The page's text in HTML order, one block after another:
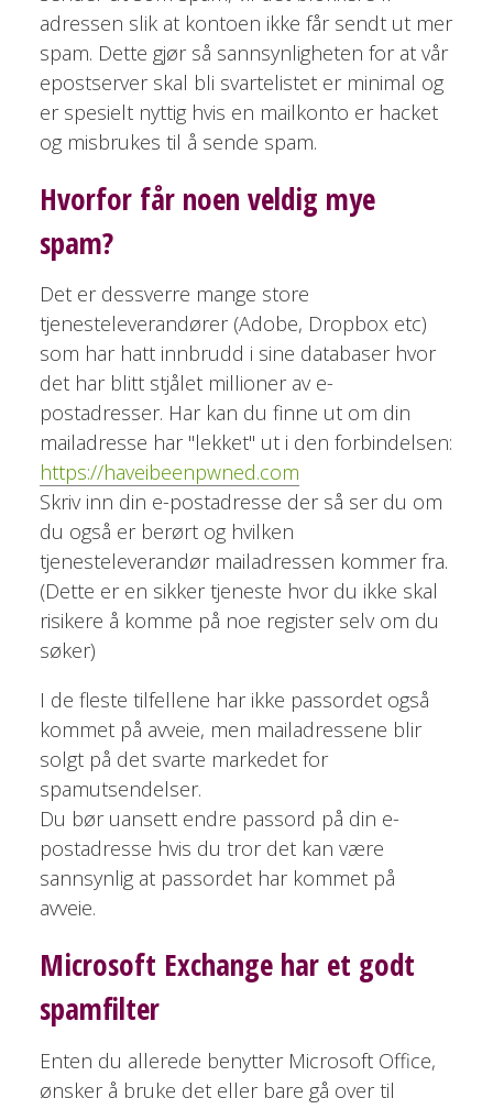
adressen slik at kontoen ikke får sendt ut mer
spam. Dette gjør så sannsynligheten for at vår
epostserver skal bli svartelistet er minimal og
er spesielt nyttig hvis en mailkonto er hacket
og misbrukes til å sende spam.
Hvorfor får noen veldig mye
spam?
Det er dessverre mange store
tjenesteleverandører (Adobe, Dropbox etc)
som har hatt innbrudd i sine databaser hvor
det har blitt stjålet millioner av e-
postadresser. Har kan du finne ut om din
mailadresse har "lekket" ut i den forbindelsen:
https://haveibeenpwned.com
Skriv inn din e-postadresse der så ser du om
du også er berørt og hvilken
tjenesteleverandør mailadressen kommer fra.
(Dette er en sikker tjeneste hvor du ikke skal
risikere å komme på noe register selv om du
søker)
I de fleste tilfellene har ikke passordet også
kommet på avveie, men mailadressene blir
solgt på det svarte markedet for
spamutsendelser.
Du bør uansett endre passord på din e-
postadresse hvis du tror det kan være
sannsynlig at passordet har kommet på
avveie.
Microsoft Exchange har et godt
spamfilter
Enten du allerede benytter Microsoft Office,
ønsker å bruke det eller bare gå over til